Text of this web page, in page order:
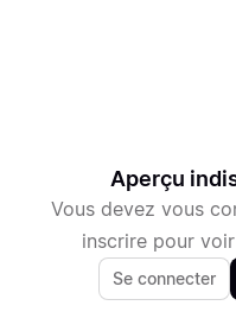
Aperçu
Vous devez vous
inscrire pour
Se connecter